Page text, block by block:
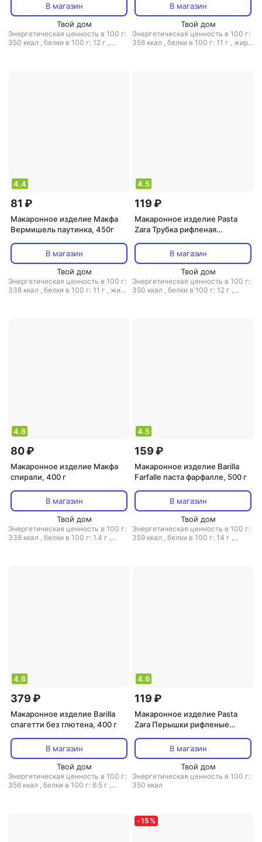
В магазин
Твой дом
Энергетическая ценность в 100 г:
350 ккал , белки в 100 г: 12 г ,
В магазин
Твой дом
Энергетическая ценность в 100 г:
358 ккал , белки в 100 г: 11 г , жиры
4.4
81 ₽
Макаронное изделие Макфа
Вермишель паутинка, 450г
В магазин
Твой дом
Энергетическая ценность в 100 г:
338 ккал , белки в 100 г: 11 г , жиры
4.5
119 ₽
Макаронное изделие Pasta
Zara Трубка рифленая
В магазин
Твой дом
Энергетическая ценность в 100 г:
350 ккал , белки в 100 г: 12 г ,
4.6
80 ₽
Макаронное изделие Макфа
спирали, 400 г
В магазин
Твой дом
Энергетическая ценность в 100 г:
338 ккал , белки в 100 г: 1.4 г ,
4.5
159 ₽
Макаронное изделие Barilla
Farfalle паста фарфалле, 500 г
В магазин
Твой дом
Энергетическая ценность в 100 г:
359 ккал , белки в 100 г: 14 г ,
4.6
379 ₽
Макаронное изделие Barilla
спагетти без глютена, 400 г
В магазин
Твой дом
Энергетическая ценность в 100 г:
356 ккал , белки в 100 г: 6.5 г ,
4.6
119 ₽
Макаронное изделие Pasta
Zara Перышки рифленые
В магазин
Твой дом
Энергетическая ценность в 100 г:
350 ккал
-15 %